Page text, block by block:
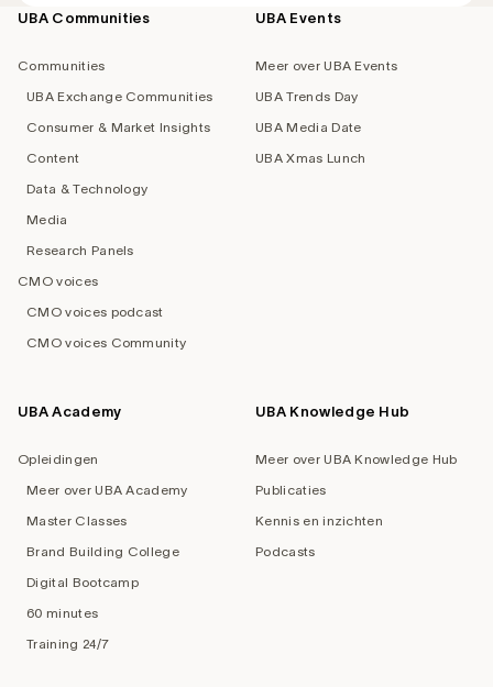
Footer
UBA Communities
Communities
UBA Exchange Communities
Consumer & Market Insights
Content
Data & Technology
Media
Research Panels
CMO voices
CMO voices podcast
CMO voices Community
UBA Events
Meer over UBA Events
UBA Trends Day
UBA Media Date
UBA Xmas Lunch
UBA Academy
Opleidingen
Meer over UBA Academy
Master Classes
Brand Building College
Digital Bootcamp
60 minutes
Training 24/7
UBA Knowledge Hub
Meer over UBA Knowledge Hub
Publicaties
Kennis en inzichten
Podcasts